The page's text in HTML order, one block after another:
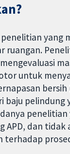
yang
ruangan.
untuk
baju
APD, dan